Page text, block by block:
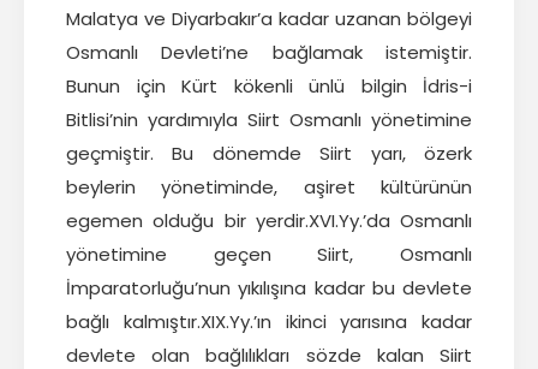
Malatya ve Diyarbakır’a kadar uzanan bölgeyi
Osmanlı Devleti’ne bağlamak istemiştir.
Bunun için Kürt kökenli ünlü bilgin İdris-i
Bitlisi’nin yardımıyla Siirt Osmanlı yönetimine
geçmiştir. Bu dönemde Siirt yarı, özerk
beylerin yönetiminde, aşiret kültürünün
egemen olduğu bir yerdir.XVI.Yy.’da Osmanlı
yönetimine geçen Siirt, Osmanlı
İmparatorluğu’nun yıkılışına kadar bu devlete
bağlı kalmıştır.XIX.Yy.’ın ikinci yarısına kadar
devlete olan bağlılıkları sözde kalan Siirt